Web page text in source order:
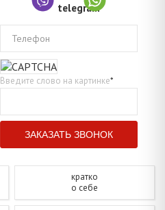
Телефон
Введите слово на картинке*
кратко
о себе